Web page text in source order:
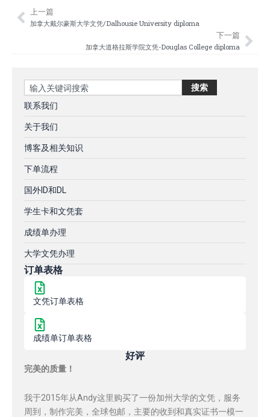
Prev
上一篇
加拿大戴尔豪斯大学文凭/Dalhousie University diploma
下一篇
加拿大道格拉斯学院文凭-Douglas College diploma
Search 搜索
联系我们
关于我们
博客及相关知识
下单流程
国外ID和DL
学生卡和文凭套
成绩单办理
大学文凭办理
订单表格
文凭订单表格
成绩单订单表格
好评
完美的质量！
我于2015年从Andy这里购买了一份加州大学的文凭，服务
周到，制作完美，全球包邮，主要的收到和真实证书一模一